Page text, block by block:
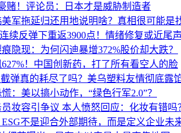
赌！评论员：日本才是威胁制造者
军拖延归还用地说明啥？真相很可能是
续反弹下重返3900点！情绪修复或近尾声
隐现：为何闪迪暴增372%股价却大跌？
！中国创新药，打了所有看空人的脸
弹真的耗尽了吗？美乌塑料友情彻底露
：美以搞小动作，“绿色行军2.0”？
妆容引争议 本人愤怒回应：化妆有错吗
不是迎合外部期待，而是定义企业未